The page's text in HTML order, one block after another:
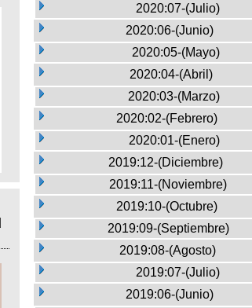
2020:07-(Julio)
2020:06-(Junio)
2020:05-(Mayo)
2020:04-(Abril)
2020:03-(Marzo)
2020:02-(Febrero)
2020:01-(Enero)
2019:12-(Diciembre)
2019:11-(Noviembre)
2019:10-(Octubre)
2019:09-(Septiembre)
2019:08-(Agosto)
2019:07-(Julio)
2019:06-(Junio)